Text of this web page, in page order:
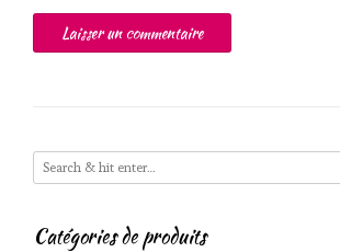
Catégories de produits